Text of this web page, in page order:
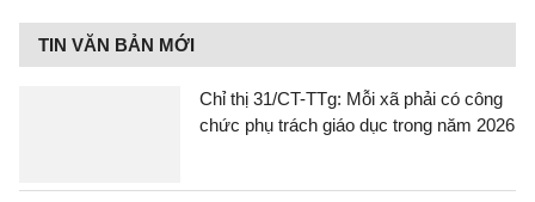
TIN VĂN BẢN MỚI
Chỉ thị 31/CT-TTg: Mỗi xã phải có công
chức phụ trách giáo dục trong năm 2026